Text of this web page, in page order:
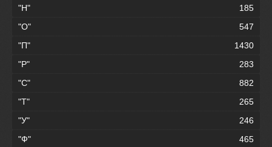
"Н"
185
"О"
547
"П"
1430
"Р"
283
"С"
882
"Т"
265
"У"
246
"Ф"
465